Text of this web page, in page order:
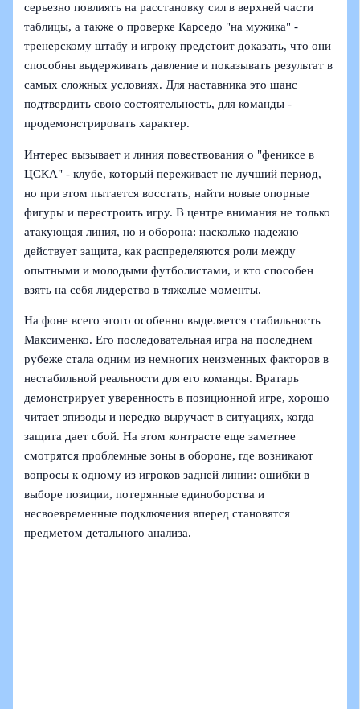
серьезно повлиять на расстановку сил в верхней части
таблицы, а также о проверке Карседо "на мужика" -
тренерскому штабу и игроку предстоит доказать, что они
способны выдерживать давление и показывать результат в
самых сложных условиях. Для наставника это шанс
подтвердить свою состоятельность, для команды -
продемонстрировать характер.
Интерес вызывает и линия повествования о "фениксе в
ЦСКА" - клубе, который переживает не лучший период,
но при этом пытается восстать, найти новые опорные
фигуры и перестроить игру. В центре внимания не только
атакующая линия, но и оборона: насколько надежно
действует защита, как распределяются роли между
опытными и молодыми футболистами, и кто способен
взять на себя лидерство в тяжелые моменты.
На фоне всего этого особенно выделяется стабильность
Максименко. Его последовательная игра на последнем
рубеже стала одним из немногих неизменных факторов в
нестабильной реальности для его команды. Вратарь
демонстрирует уверенность в позиционной игре, хорошо
читает эпизоды и нередко выручает в ситуациях, когда
защита дает сбой. На этом контрасте еще заметнее
смотрятся проблемные зоны в обороне, где возникают
вопросы к одному из игроков задней линии: ошибки в
выборе позиции, потерянные единоборства и
несвоевременные подключения вперед становятся
предметом детального анализа.